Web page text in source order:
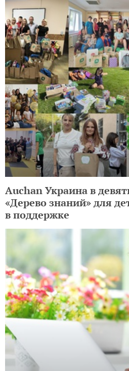
Auchan Украина в
«Дерево знаний» для
в поддержке